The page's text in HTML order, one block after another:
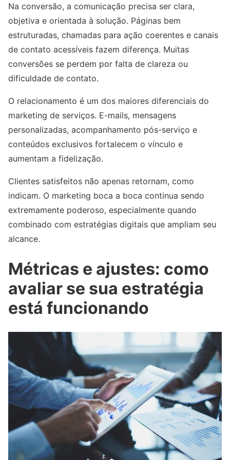
Na conversão, a comunicação precisa ser clara,
objetiva e orientada à solução. Páginas bem
estruturadas, chamadas para ação coerentes e canais
de contato acessíveis fazem diferença. Muitas
conversões se perdem por falta de clareza ou
dificuldade de contato.
O relacionamento é um dos maiores diferenciais do
marketing de serviços. E-mails, mensagens
personalizadas, acompanhamento pós-serviço e
conteúdos exclusivos fortalecem o vínculo e
aumentam a fidelização.
Clientes satisfeitos não apenas retornam, como
indicam. O marketing boca a boca continua sendo
extremamente poderoso, especialmente quando
combinado com estratégias digitais que ampliam seu
alcance.
Métricas e ajustes: como
avaliar se sua estratégia
está funcionando